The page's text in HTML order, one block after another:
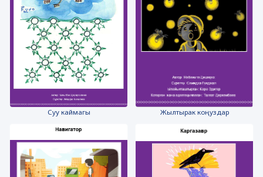
Суу каймагы Жылтырак коңуздар